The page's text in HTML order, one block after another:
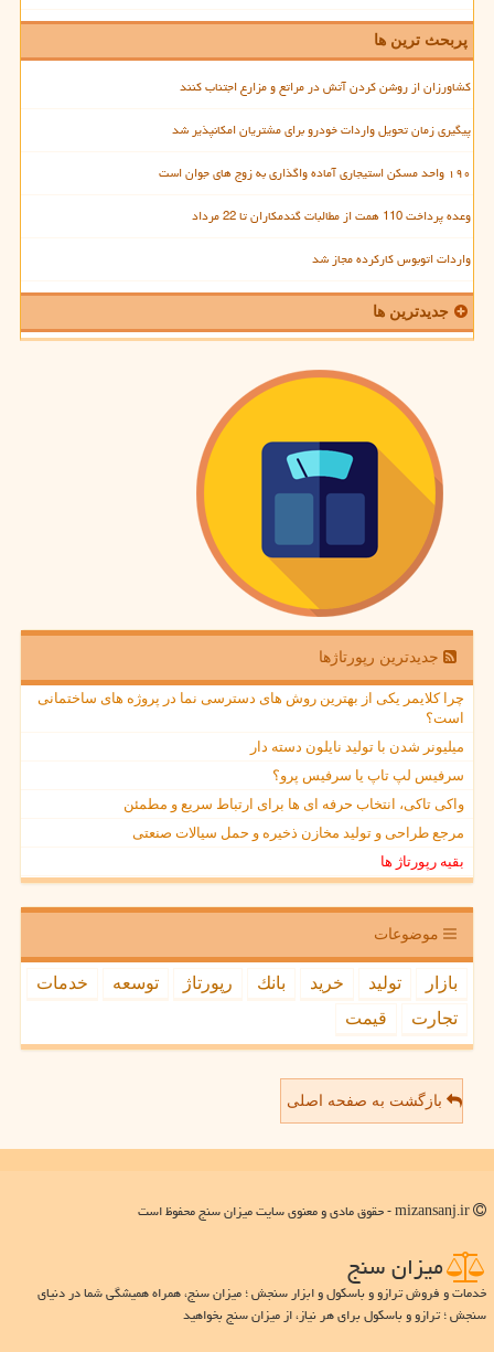
پربحث ترین ها
کشاورزان از روشن کردن آتش در مراتع و مزارع اجتناب کنند
پیگیری زمان تحویل واردات خودرو برای مشتریان امکانپذیر شد
۱۹۰ واحد مسکن استیجاری آماده واگذاری به زوج های جوان است
وعده پرداخت 110 همت از مطالبات گندمکاران تا 22 مرداد
واردات اتوبوس کارکرده مجاز شد
جدیدترین ها
جدیدترین رپورتاژها
چرا کلایمر یکی از بهترین روش های دسترسی نما در پروژه های ساختمانی
است؟
میلیونر شدن با تولید نایلون دسته دار
سرفیس لپ تاپ یا سرفیس پرو؟
واکی تاکی، انتخاب حرفه ای ها برای ارتباط سریع و مطمئن
مرجع طراحی و تولید مخازن ذخیره و حمل سیالات صنعتی
بقیه رپورتاژ ها
موضوعات
بازار تولید خرید بانك رپورتاژ توسعه
خدمات
تجارت
قیمت
بازگشت به صفحه اصلی
میزان سنج
خدمات و فروش ترازو و باسکول و ابزار سنجش ؛ میزان سنج، همراه همیشگی شما در دنیای
سنجش ؛ ترازو و باسکول برای هر نیاز، از میزان سنج بخواهید